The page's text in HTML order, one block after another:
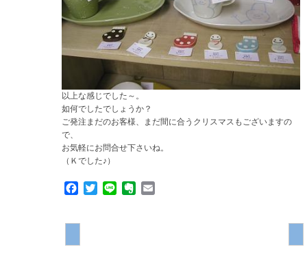
以上な感じでした～。
如何でしたでしょうか？
ご発注まだのお客様、まだ間に合うクリスマスもございますの
で、
お気軽にお問合せ下さいね。
（Ｋでした♪）
FacebookTwitterLine Evernote